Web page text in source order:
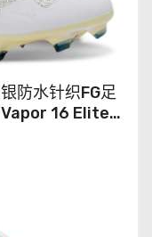
防水针织FG足
16 Elite